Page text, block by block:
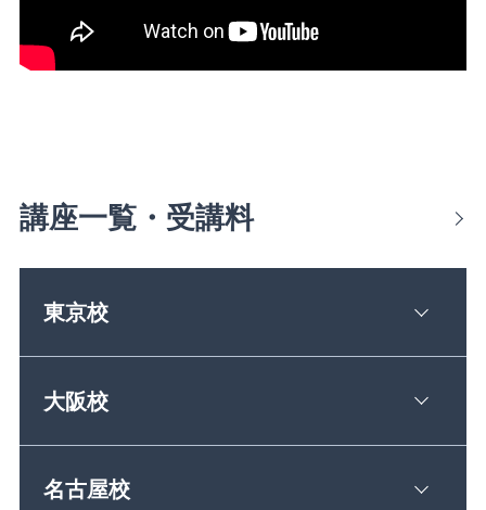
講座一覧・受講料
東京校
大阪校
名古屋校